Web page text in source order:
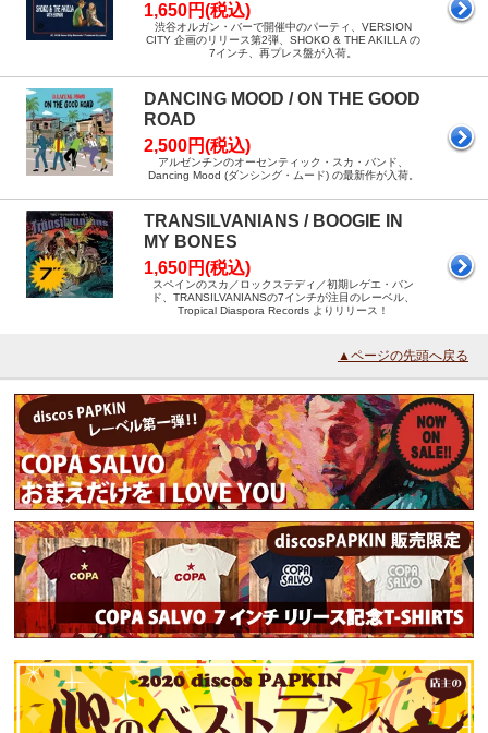
1,650円(税込)
渋谷オルガン・バーで開催中のパーティ、VERSION
CITY 企画のリリース第2弾、SHOKO & THE AKILLA の
7インチ、再プレス盤が入荷。
DANCING MOOD / ON THE GOOD
ROAD
2,500円(税込)
アルゼンチンのオーセンティック・スカ・バンド、
Dancing Mood (ダンシング・ムード) の最新作が入荷。
TRANSILVANIANS / BOOGIE IN
MY BONES
1,650円(税込)
スペインのスカ／ロックステディ／初期レゲエ・バン
ド、TRANSILVANIANSの7インチが注目のレーベル、
Tropical Diaspora Records よりリリース！
▲ページの先頭へ戻る